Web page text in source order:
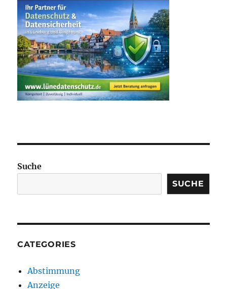
Suche
SUCHE
CATEGORIES
Abstimmung
Anzeige